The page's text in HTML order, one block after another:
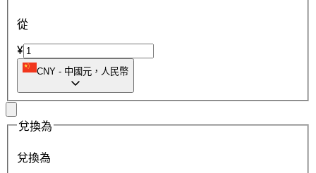
從
¥
CNY - 中國元，人民幣
兌換為
兌換為